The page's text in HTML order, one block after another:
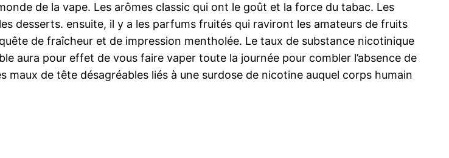
de la vape. Les arômes classic qui ont le goût et la force du tabac. Les
desserts. ensuite, il y a les parfums fruités qui raviront les amateurs de fruits
de fraîcheur et de impression mentholée. Le taux de substance nicotinique
aura pour effet de vous faire vaper toute la journée pour combler l’absence de
de tête désagréables liés à une surdose de nicotine auquel corps humain